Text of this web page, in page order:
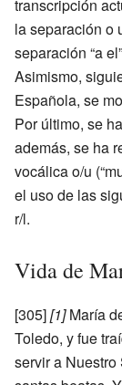
transcripción
la separación o
separación “a
Asimismo,
Española, se
Por último, se
además, se ha
vocálica o/u
el uso de las
r/l.
Vida de
[305][1]María
Toledo, y fue
servir a